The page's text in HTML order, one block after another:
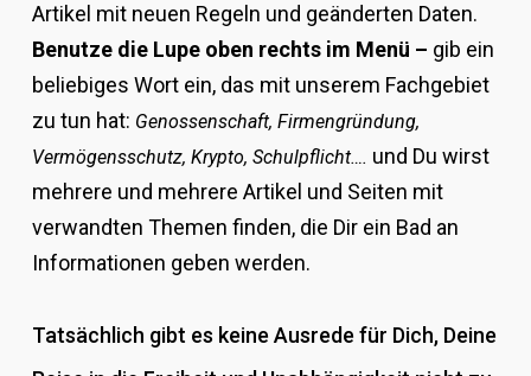
Artikel mit neuen Regeln und geänderten Daten.
Benutze die Lupe oben rechts im Menü – gib ein
beliebiges Wort ein, das mit unserem Fachgebiet
zu tun hat: Genossenschaft, Firmengründung,
Vermögensschutz, Krypto, Schulpflicht…. und Du wirst
mehrere und mehrere Artikel und Seiten mit
verwandten Themen finden, die Dir ein Bad an
Informationen geben werden.
Tatsächlich gibt es keine Ausrede für Dich, Deine